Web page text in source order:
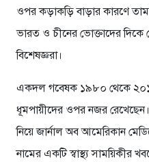
ওপর কড়াকড়ি বাড়ার কারণে
ভারত ও চীনের ভোক্তাদের দিকে
বিশেষজ্ঞরা।
একদল গবেষক ১৯৮০ থেকে ২০১২
ধূমপায়ীদের ওপর নজর রেখেছেন।
নিয়ে জার্নাল অব আমেরিকান
নামের একটি স্বাস্থ্য